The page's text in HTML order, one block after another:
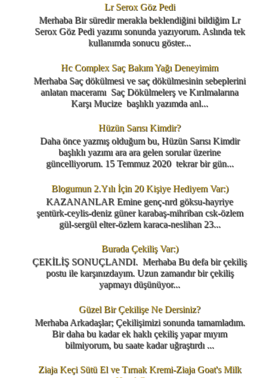
Lr Serox Göz Pedi
Merhaba Bir süredir merakla beklendiğini bildiğim Lr
Serox Göz Pedi yazımı sonunda yazıyorum. Aslında tek
kullanımda sonucu göster...
Hc Complex Saç Bakım Yağı Deneyimim
Merhaba Saç dökülmesi ve saç dökülmesinin sebeplerini
anlatan maceramı Saç Dökülmelerş ve Kırılmalarına
Karşı Mucize başlıklı yazımda anl...
Hüzün Sarısı Kimdir?
Daha önce yazmış olduğum bu, Hüzün Sarısı Kimdir
başlıklı yazımı ara ara gelen sorular üzerine
güncelliyorum. 15 Temmuz 2020 tekrar bir gün...
Blogumun 2.Yılı İçin 20 Kişiye Hediyem Var:)
KAZANANLAR Emine genç-nrd göksu-hayriye
şentürk-ceylis-deniz güner karabaş-mihriban csk-özlem
gül-sergül elter-özlem karaca-neslihan 23...
Burada Çekiliş Var:)
ÇEKİLİŞ SONUÇLANDI. Merhaba Bu defa bir çekiliş
postu ile karşınızdayım. Uzun zamandır bir çekiliş
yapmayı düşünüyor...
Güzel Bir Çekilişe Ne Dersiniz?
Merhaba Arkadaşlar; Çekilişimizi sonunda tamamladım.
Bir daha bu kadar ek haklı çekiliş yapar mıyım
bilmiyorum, bu saate kadar uğraştırdı ...
Ziaja Keçi Sütü El ve Tırnak Kremi-Ziaja Goat's Milk